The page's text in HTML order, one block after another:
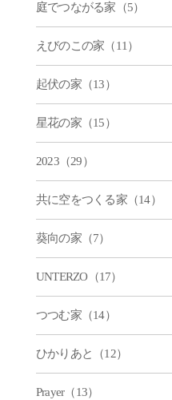
庭でつながる家（5）
えびのこの家（11）
起伏の家（13）
星花の家（15）
2023（29）
共に空をつくる家（14）
葵向の家（7）
UNTERZO（17）
つつむ家（14）
ひかりあと（12）
Prayer（13）